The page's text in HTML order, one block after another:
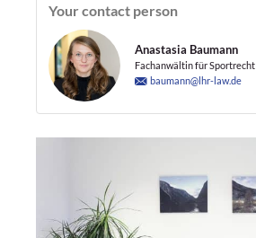
Your contact person
Anastasia Baumann
Fachanwältin für Sportrecht
baumann@lhr-law.de